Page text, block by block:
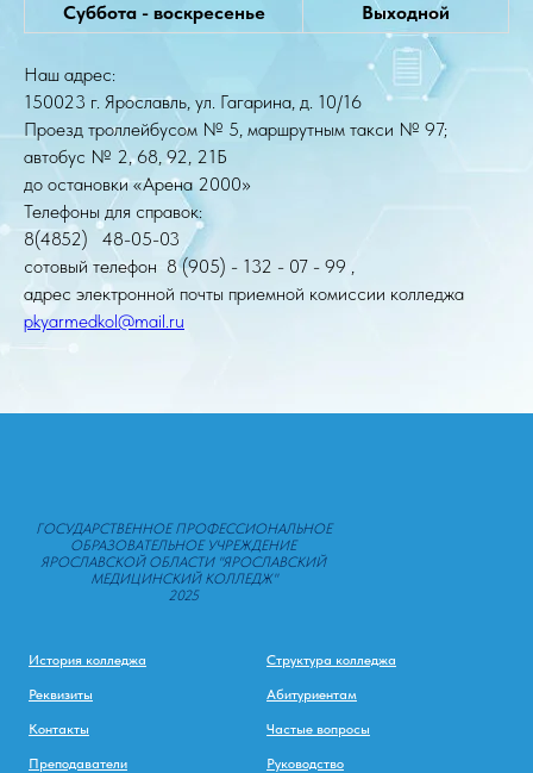
Суббота - воскресенье
Выходной
Наш адрес:
150023 г. Ярославль, ул. Гагарина, д. 10/16
Проезд троллейбусом № 5, маршрутным такси № 97;
автобус № 2, 68, 92, 21Б
до остановки «Арена 2000»
Телефоны для справок:
8(4852) 48-05-03
сотовый телефон 8 (905) - 132 - 07 - 99 ,
адрес электронной почты приемной комиссии колледжа
pkyarmedkol@mail.ru
ГОСУДАРСТВЕННОЕ ПРОФЕССИОНАЛЬНОЕ
ОБРАЗОВАТЕЛЬНОЕ УЧРЕЖДЕНИЕ
ЯРОСЛАВСКОЙ ОБЛАСТИ "ЯРОСЛАВСКИЙ
МЕДИЦИНСКИЙ КОЛЛЕДЖ"
2025
История колледжа
Реквизиты
Контакты
Преподаватели
Структура колледжа
Абитуриентам
Частые вопросы
Руководство